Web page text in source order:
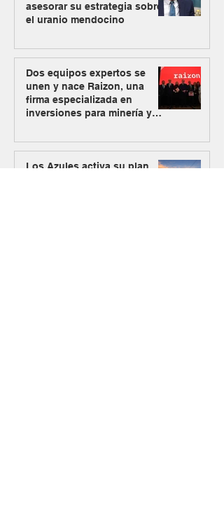
asesorar su estrategia sobre
el uranio mendocino
Dos equipos expertos se
unen y nace Raizon, una
firma especializada en
inversiones para minería y
Los Azules activa su plan